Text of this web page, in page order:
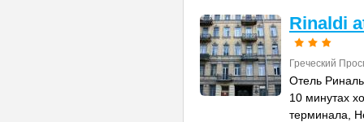
Rinaldi
Греческий
Отель
10 минутах
терминала,